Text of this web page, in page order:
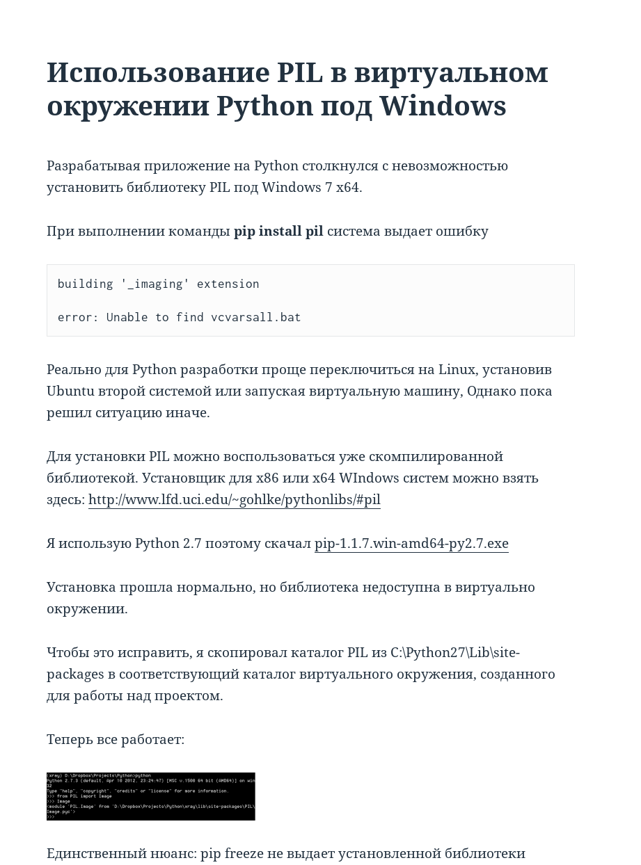
Использование PIL в виртуальном
окружении Python под Windows
Разрабатывая приложение на Python столкнулся с невозможностью
установить библиотеку PIL под Windows 7 x64.
При выполнении командыpip install pil система выдает ошибку
building '_imaging' extension
error: Unable to find vcvarsall.bat
Реально для Python разработки проще переключиться на Linux, установив
Ubuntu второй системой или запуская виртуальную машину, Однако пока
решил ситуацию иначе.
Для установки PIL можно воспользоваться уже скомпилированной
библиотекой. Установщик для x86 или x64 WIndows систем можно взять
здесь:http://www.lfd.uci.edu/~gohlke/pythonlibs/#pil
Я использую Python 2.7 поэтому скачалpip-1.1.7.win-amd64-py2.7.‌exe
Установка прошла нормально, но библиотека недоступна в виртуально
окружении.
Чтобы это исправить, я скопировал каталог PIL из C:\Python27\Lib\site-
packages в соответствующий каталог виртуального окружения, созданного
для работы над проектом.
Теперь все работает:
Единственный нюанс: pip freeze не выдает установленной библиотеки